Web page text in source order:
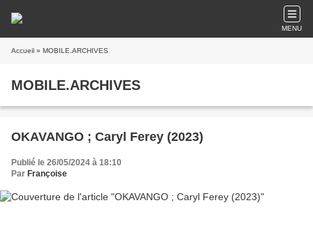
MENU
Accueil » MOBILE.ARCHIVES
MOBILE.ARCHIVES
OKAVANGO ; Caryl Ferey (2023)
Publié le 26/05/2024 à 18:10
Par Françoise